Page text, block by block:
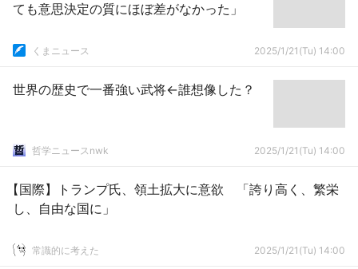
ても意思決定の質にほぼ差がなかった」
くまニュース 2025/1/21(Tu) 14:00
世界の歴史で一番強い武将←誰想像した？
哲学ニュースnwk 2025/1/21(Tu) 14:00
【国際】トランプ氏、領土拡大に意欲 「誇り高く、繁栄
し、自由な国に」
常識的に考えた 2025/1/21(Tu) 14:00